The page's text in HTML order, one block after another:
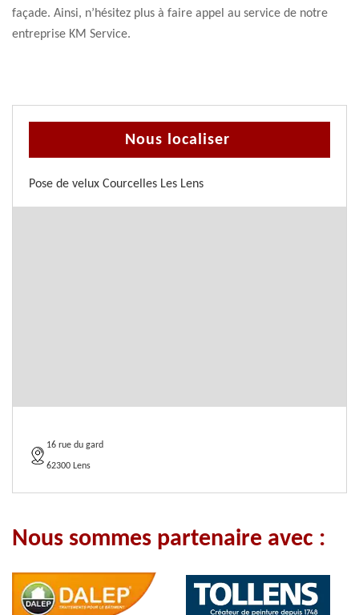
façade. Ainsi, n’hésitez plus à faire appel au service de notre
entreprise KM Service.
Nous localiser
Pose de velux Courcelles Les Lens
16 rue du gard
62300 Lens
Nous sommes partenaire avec :